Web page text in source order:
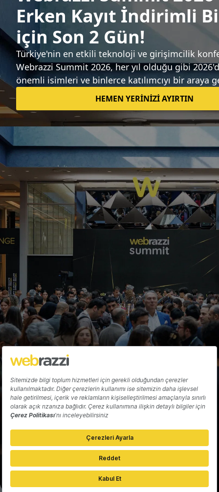
Sıradaki haber
Ford'un elektrikli hibrit otomobil
satışları 2016'da %38 arttı
Hakkında Yazarlar
Katkıda Bulun Reklam